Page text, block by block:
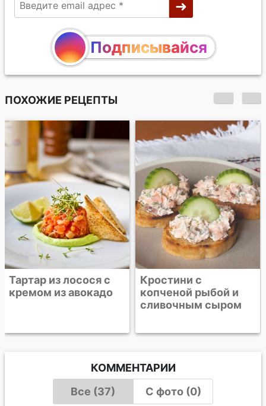
Подписывайся
ПОХОЖИЕ РЕЦЕПТЫ
Тартар из лосося с
кремом из авокадо
Кростини с
копченой рыбой и
сливочным сыром
КОММЕНТАРИИ
Все (37)
С фото (0)